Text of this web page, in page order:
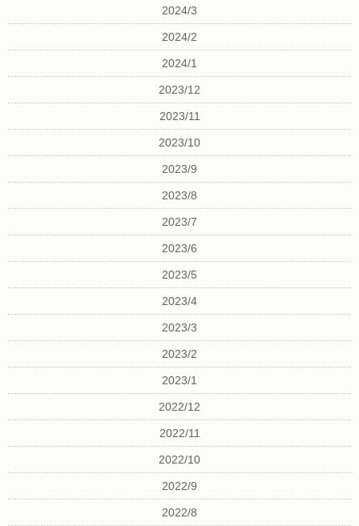
2024/3
2024/2
2024/1
2023/12
2023/11
2023/10
2023/9
2023/8
2023/7
2023/6
2023/5
2023/4
2023/3
2023/2
2023/1
2022/12
2022/11
2022/10
2022/9
2022/8